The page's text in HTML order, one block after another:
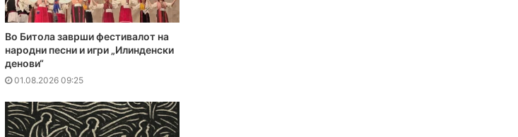
Во Битола заврши фестивалот на
народни песни и игри „Илинденски
денови“
01.08.2026 09:25